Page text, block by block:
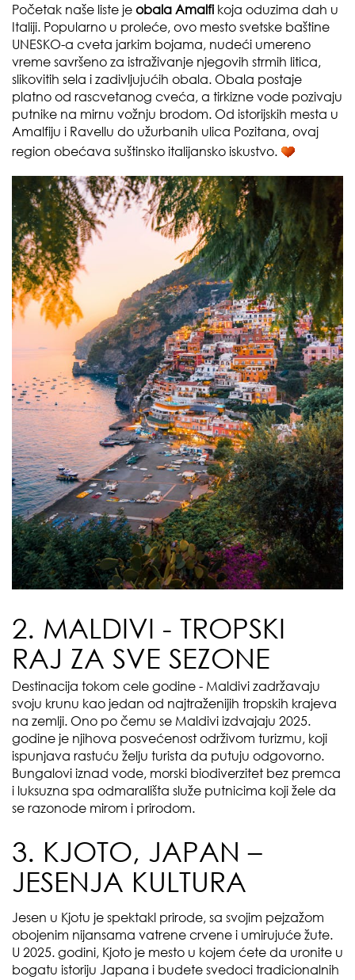
Početak naše liste je obala Amalfi koja oduzima dah u
Italiji. Popularno u proleće, ovo mesto svetske baštine
UNESKO-a cveta jarkim bojama, nudeći umereno
vreme savršeno za istraživanje njegovih strmih litica,
slikovitih sela i zadivljujućih obala. Obala postaje
platno od rascvetanog cveća, a tirkizne vode pozivaju
putnike na mirnu vožnju brodom. Od istorijskih mesta u
Amalfiju i Ravellu do užurbanih ulica Pozitana, ovaj
region obećava suštinsko italijansko iskustvo.
2. MALDIVI - TROPSKI
RAJ ZA SVE SEZONE
Destinacija tokom cele godine - Maldivi zadržavaju
svoju krunu kao jedan od najtraženijih tropskih krajeva
na zemlji. Ono po čemu se Maldivi izdvajaju 2025.
godine je njihova posvećenost održivom turizmu, koji
ispunjava rastuću želju turista da putuju odgovorno.
Bungalovi iznad vode, morski biodiverzitet bez premca
i luksuzna spa odmarališta služe putnicima koji žele da
se razonode mirom i prirodom.
3. KJOTO, JAPAN –
JESENJA KULTURA
Jesen u Kjotu je spektakl prirode, sa svojim pejzažom
obojenim nijansama vatrene crvene i umirujuće žute.
U 2025. godini, Kjoto je mesto u kojem ćete da uronite u
bogatu istoriju Japana i budete svedoci tradicionalnih